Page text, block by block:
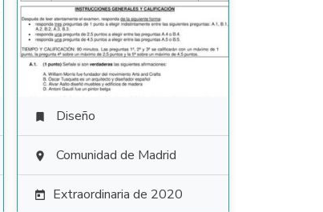
 Diseño
 Comunidad de Madrid
 Extraordinaria de 2020